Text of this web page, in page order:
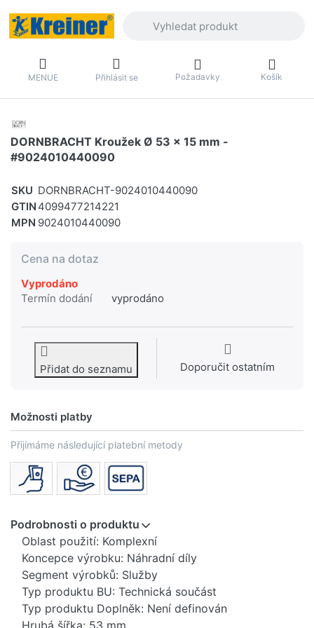
MENUE Přihlásit se Požadavky Košík
DORNBRACHT Kroužek Ø 53 x 15 mm -
#9024010440090
SKU DORNBRACHT-9024010440090
GTIN 4099477214221
MPN 9024010440090
Cena na dotaz
Vyprodáno
Termín dodání
vyprodáno
Přidat do seznamu Doporučit ostatním
Možnosti platby
Přijímáme následující platební metody
Podrobnosti o produktu
Oblast použití: Komplexní
Koncepce výrobku: Náhradní díly
Segment výrobků: Služby
Typ produktu BU: Technická součást
Typ produktu Doplněk: Není definován
Hrubá šířka: 53 mm